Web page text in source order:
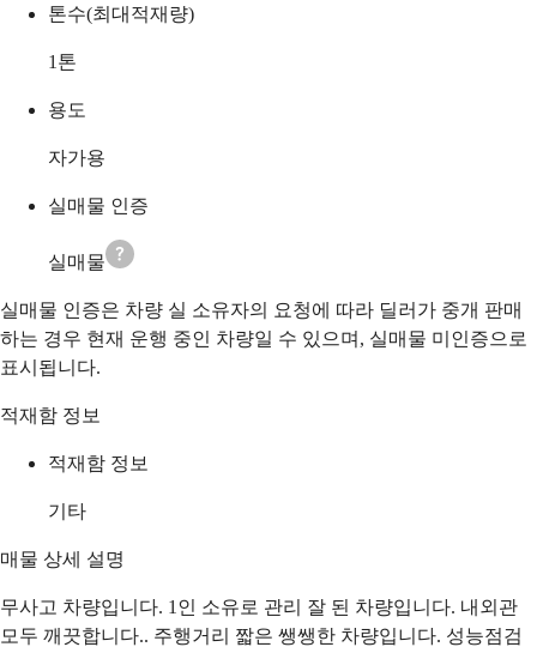
톤수(최대적재량)
1 톤
용도
자가용
실매물 인증
실매물
실매물 인증은 차량 실 소유자의 요청에 따라 딜러가 중개 판매
하는 경우 현재 운행 중인 차량일 수 있으며, 실매물 미인증으로
표시됩니다.
적재함 정보
적재함 정보
기타
매물 상세 설명
무사고 차량입니다. 1인 소유로 관리 잘 된 차량입니다. 내외관
모두 깨끗합니다.. 주행거리 짧은 쌩쌩한 차량입니다. 성능점검